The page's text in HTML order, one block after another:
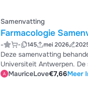
Samenvatting
Farmacologie
- - 145 mei 2026
Deze samenvatting
Universiteit Antwerpen. De
onderscheid tussen
MauriceLove€7,66Meer